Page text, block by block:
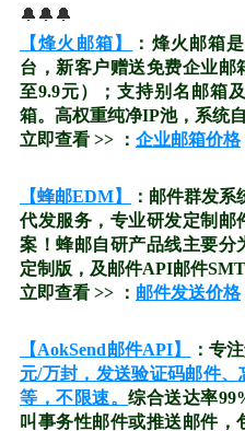
🔔🔔🔔
【烽火邮箱】
：烽火邮箱
台，新客户赠送免费企业邮
至9.9元）；支持别名邮箱
箱。高权重纯净IP池，系统
立即查看 >> ： 企业邮箱价格
【蜂邮EDM】
：邮件群发
代发服务，专业研发定制邮
案！蜂邮自研产品线主要分
定制版，及邮件API邮件
立即查看 >> ： 邮件发送价格
【AokSend邮件API】 ：专
元/万封，发送验证码邮件
等，不限速。综合送达率
叫事务性邮件或推送邮件